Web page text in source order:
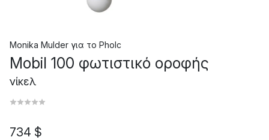
Monika Mulder για το Pholc
Mobil 100 φωτιστικό οροφής
νίκελ
734 $